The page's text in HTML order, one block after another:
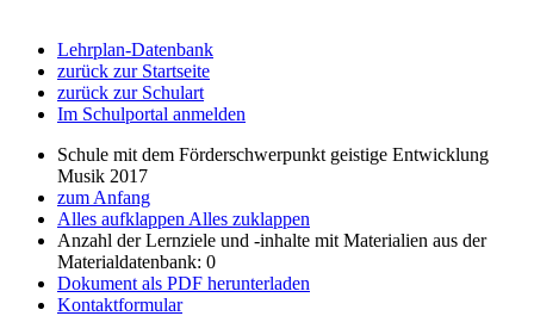
Lehrplan-Datenbank
zurück zur Startseite
zurück zur Schulart
Im Schulportal anmelden
Schule mit dem Förderschwerpunkt geistige Entwicklung
Musik 2017
zum Anfang
Alles aufklappen Alles zuklappen
Anzahl der Lernziele und -inhalte mit Materialien aus der
Materialdatenbank: 0
Dokument als PDF herunterladen
Kontaktformular